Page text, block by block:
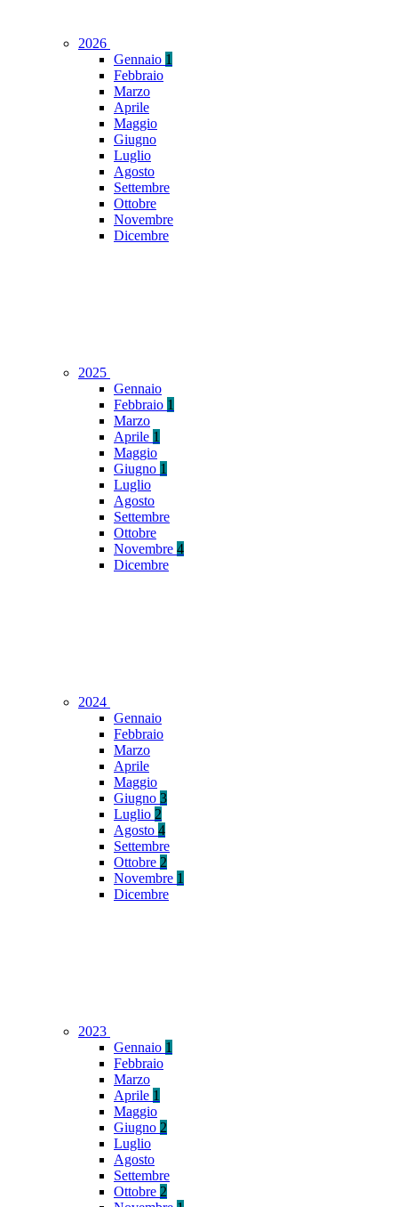
2026
Gennaio 1
Febbraio
Marzo
Aprile
Maggio
Giugno
Luglio
Agosto
Settembre
Ottobre
Novembre
Dicembre
2025
Gennaio
Febbraio 1
Marzo
Aprile 1
Maggio
Giugno 1
Luglio
Agosto
Settembre
Ottobre
Novembre 4
Dicembre
2024
Gennaio
Febbraio
Marzo
Aprile
Maggio
Giugno 3
Luglio 2
Agosto 4
Settembre
Ottobre 2
Novembre 1
Dicembre
2023
Gennaio 1
Febbraio
Marzo
Aprile 1
Maggio
Giugno 2
Luglio
Agosto
Settembre
Ottobre 2